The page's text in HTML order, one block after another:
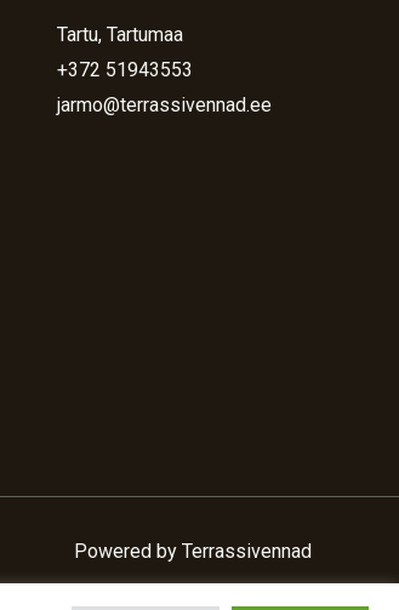
Tartu, Tartumaa
+372 51943553
jarmo@terrassivennad.ee
Powered by Terrassivennad